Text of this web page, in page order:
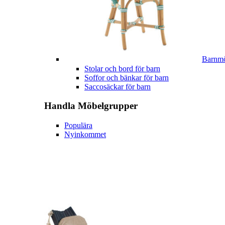
Stolar och bord för barn
Soffor och bänkar för barn
Saccosäckar för barn
Handla Möbelgrupper
Populära
Nyinkommet